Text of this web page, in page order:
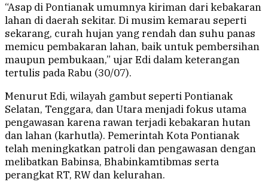
“Asap di Pontianak umumnya kiriman dari kebakaran
lahan di daerah sekitar. Di musim kemarau seperti
sekarang, curah hujan yang rendah dan suhu panas
memicu pembakaran lahan, baik untuk pembersihan
maupun pembukaan,” ujar Edi dalam keterangan
tertulis pada Rabu (30/07).
Menurut Edi, wilayah gambut seperti Pontianak
Selatan, Tenggara, dan Utara menjadi fokus utama
pengawasan karena rawan terjadi kebakaran hutan
dan lahan (karhutla). Pemerintah Kota Pontianak
telah meningkatkan patroli dan pengawasan dengan
melibatkan Babinsa, Bhabinkamtibmas serta
perangkat RT, RW dan kelurahan.